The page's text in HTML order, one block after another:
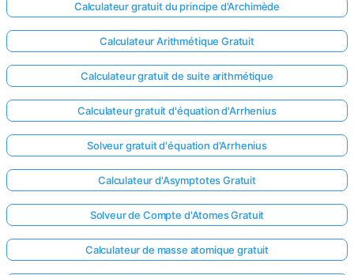
le
Calculateur gratuit du principe d'Archimède
Calculateur Arithmétique Gratuit
Calculateur gratuit de suite arithmétique
Calculateur gratuit d'équation d'Arrhenius
Solveur gratuit d'équation d'Arrhenius
Calculateur d'Asymptotes Gratuit
Solveur de Compte d'Atomes Gratuit
Calculateur de masse atomique gratuit